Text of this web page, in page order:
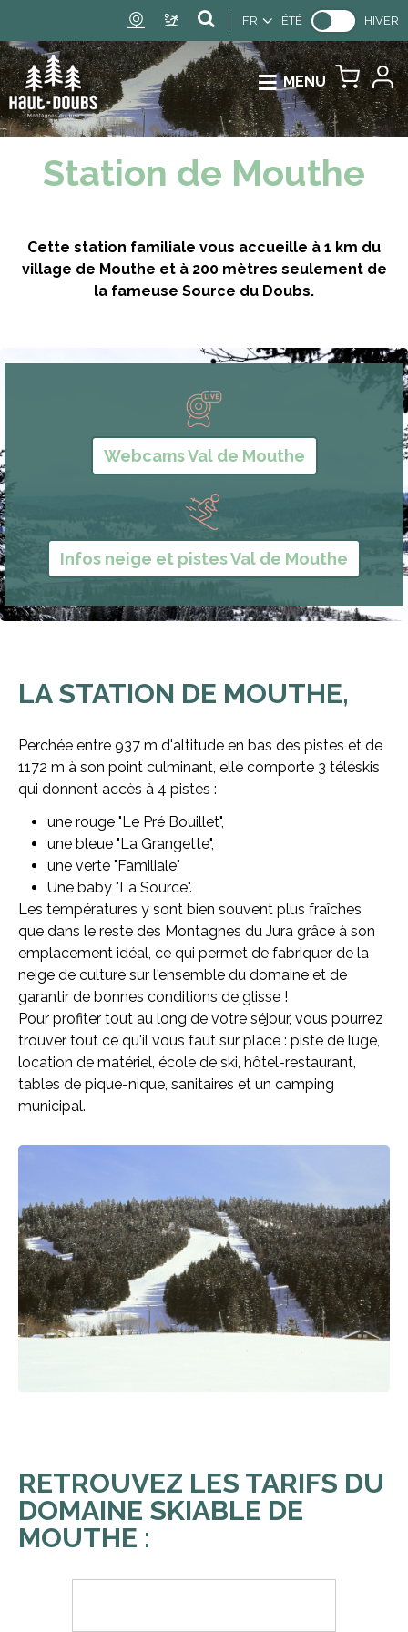
FR ÉTÉ HIVER
MENU
Station de Mouthe
Cette station familiale vous accueille à 1 km du
village de Mouthe et à 200 mètres seulement de
la fameuse Source du Doubs.
Webcams Val de Mouthe
Infos neige et pistes Val de Mouthe
LA STATION DE MOUTHE,
Perchée entre 937 m d'altitude en bas des pistes et de
1172 m à son point culminant, elle comporte 3 téléskis
qui donnent accès à 4 pistes :
une rouge "Le Pré Bouillet",
une bleue "La Grangette",
une verte "Familiale"
Une baby "La Source".
Les températures y sont bien souvent plus fraîches
que dans le reste des Montagnes du Jura grâce à son
emplacement idéal, ce qui permet de fabriquer de la
neige de culture sur l'ensemble du domaine et de
garantir de bonnes conditions de glisse !
Pour profiter tout au long de votre séjour, vous pourrez
trouver tout ce qu'il vous faut sur place : piste de luge,
location de matériel, école de ski, hôtel-restaurant,
tables de pique-nique, sanitaires et un camping
municipal.
RETROUVEZ LES TARIFS DU
DOMAINE SKIABLE DE
MOUTHE :